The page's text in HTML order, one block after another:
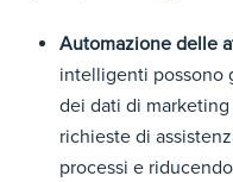
Automazione delle
intelligenti possono
dei dati di
richieste di
processi e